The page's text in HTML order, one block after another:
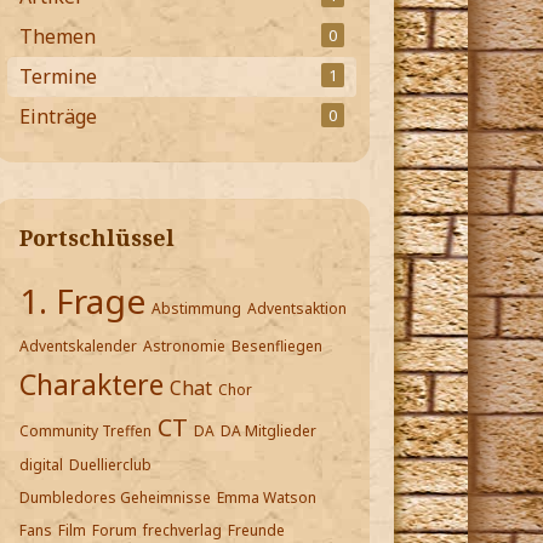
Themen 0
Termine 1
Einträge 0
Portschlüssel
1. Frage Abstimmung Adventsaktion
Adventskalender Astronomie Besenfliegen
Charaktere Chat Chor
Community Treffen CT DA DA Mitglieder
digital Duellierclub
Dumbledores Geheimnisse Emma Watson
Fans Film Forum frechverlag Freunde